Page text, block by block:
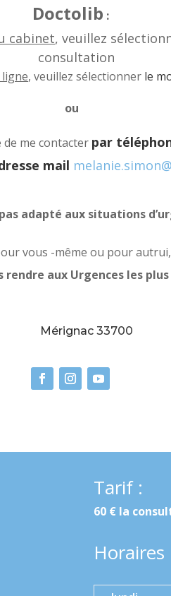
Doctolib :
cabinet, veuillez
consultation
, veuillez sélectionner le
ou
me contacter par
mail
adapté aux situations
vous -même ou pour autrui,
rendre aux Urgences les
Mérignac 33700
Tarif :
60 € la
Horaires